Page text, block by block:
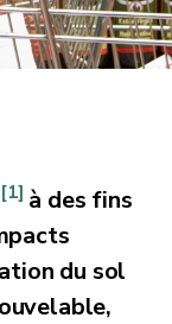
[1] à des fins
du sol